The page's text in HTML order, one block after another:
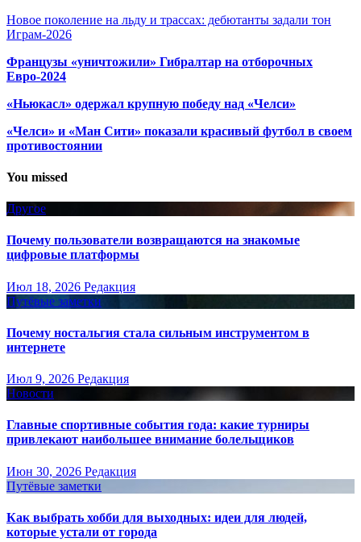
Новое поколение на льду и трассах: дебютанты задали тон
Играм-2026
Французы «уничтожили» Гибралтар на отборочных
Евро-2024
«Ньюкасл» одержал крупную победу над «Челси»
«Челси» и «Ман Сити» показали красивый футбол в своем
противостоянии
You missed
Другое
Почему пользователи возвращаются на знакомые
цифровые платформы
Июл 18, 2026 Редакция
Путёвые заметки
Почему ностальгия стала сильным инструментом в
интернете
Июл 9, 2026 Редакция
Новости
Главные спортивные события года: какие турниры
привлекают наибольшее внимание болельщиков
Июн 30, 2026 Редакция
Путёвые заметки
Как выбрать хобби для выходных: идеи для людей,
которые устали от города